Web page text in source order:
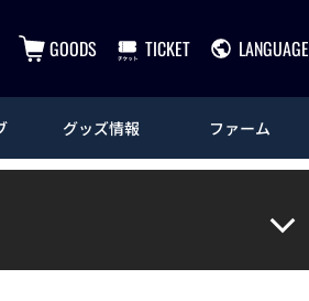
GOODS TICKET LANGUAGE
グッズ情報 ファーム